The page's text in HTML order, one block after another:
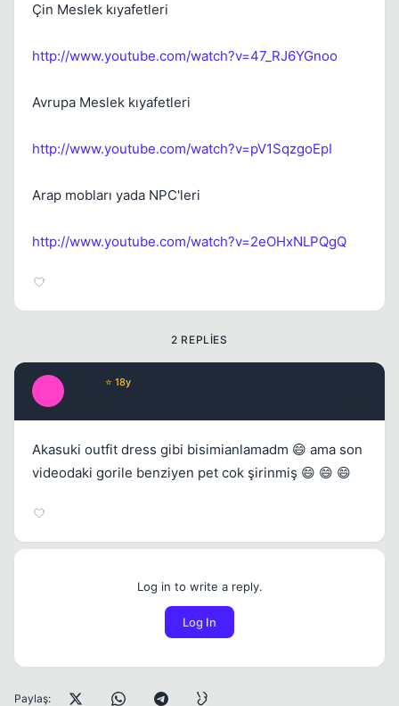
Çin Meslek kıyafetleri
http://www.youtube.com/watch?v=47_RJ6YGnoo
Avrupa Meslek kıyafetleri
http://www.youtube.com/watch?v=pV1SqzgoEpI
Arap mobları yada NPC'leri
http://www.youtube.com/watch?v=2eOHxNLPQgQ
2 REPLIES
⭐ 18y
Akasuki outfit dress gibi bisimianlamadm 😄 ama son
videodaki gorile benziyen pet cok şirinmiş 😄 😄 😄
Log in to write a reply.
Log In
Paylaş: